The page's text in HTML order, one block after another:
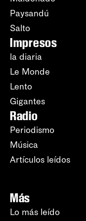
Paysandú
Salto
Impresos
la diaria
Le Monde
Lento
Gigantes
Radio
Periodismo
Música
Artículos leídos
Más
Lo más leído